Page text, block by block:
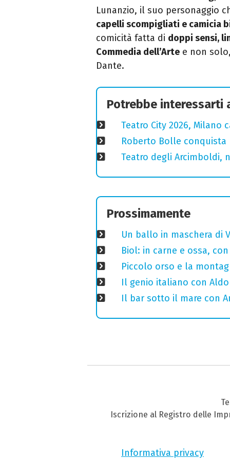
Lunanzio, il suo personaggio
capelli scompigliati e camicia
comicità fatta di doppi sensi,
Commedia dell’Arte e non
Dante.
Potrebbe interessarti
Teatro City 2026,
Roberto Bolle
Teatro degli Arcimboldi,
Prossimamente
Un ballo in maschera di
Biol: in carne e ossa, con
Piccolo orso e la
Il genio italiano con
Il bar sotto il mare con
Iscrizione al Registro delle
Informativa privacy